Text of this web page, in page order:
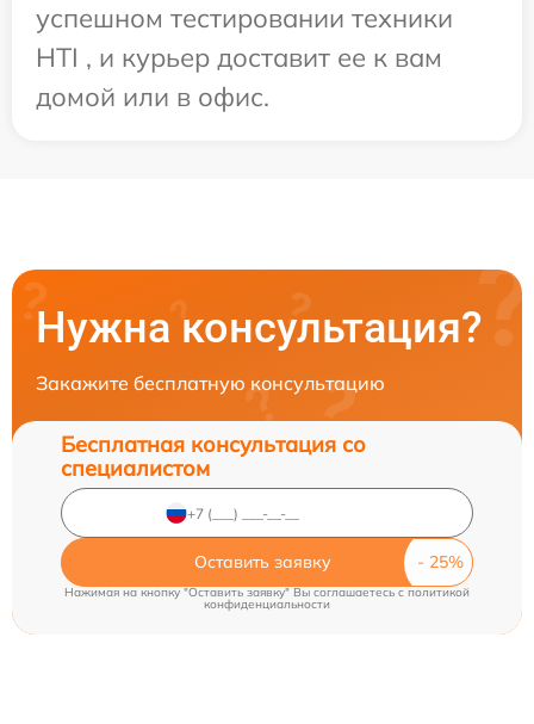
успешном тестировании техники
HTI , и курьер доставит ее к вам
домой или в офис.
Нужна консультация?
Закажите бесплатную консультацию
Бесплатная консультация со
специалистом
Оставить заявку
Нажимая на кнопку "Оставить заявку" Вы соглашаетесь cполитикой
конфиденциальности